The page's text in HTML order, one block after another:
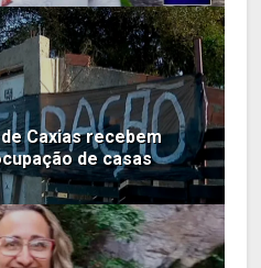
Caxias recebem
de casas